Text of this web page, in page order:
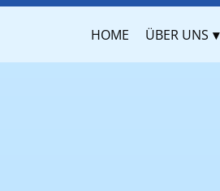
HOME ÜBER UNS